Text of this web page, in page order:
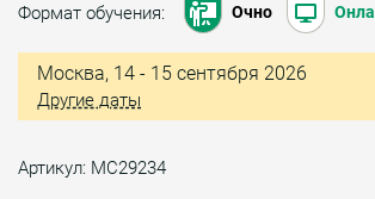
Формат обучения: Очно
Москва, 14 - 15 сентября 2026
Другие даты
Артикул: МС29234